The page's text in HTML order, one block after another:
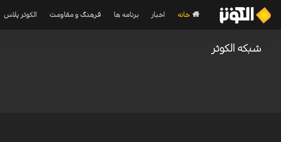
خانه اخبار برنامه ها فرهنگ و مقاومت الکوثر پلاس
شبکه الکوثر